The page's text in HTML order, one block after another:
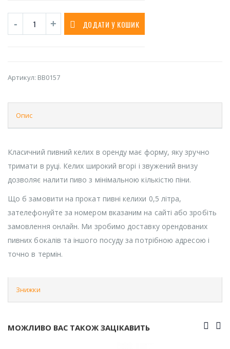
ДОДАТИ У КОШИК
Артикул: BB0157
Опис
Класичний пивний келих в оренду має форму, яку зручно
тримати в руці. Келих широкий вгорі і звужений внизу
дозволяє налити пиво з мінімальною кількістю піни.
Що б замовити на прокат пивні келихи 0,5 літра,
зателефонуйте за номером вказаним на сайті або зробіть
замовлення онлайн. Ми зробимо доставку орендованих
пивних бокалів та іншого посуду за потрібною адресою і
точно в термін.
Знижки
МОЖЛИВО ВАС ТАКОЖ ЗАЦІКАВИТЬ